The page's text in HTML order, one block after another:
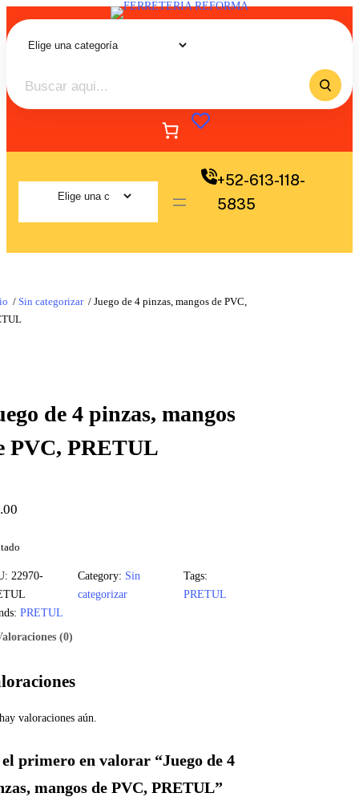
+52-613-118-
5835
/ Sin categorizar / Juego de 4 pinzas, mangos de PVC,
de 4 pinzas, mangos
PVC, PRETUL
22970-
Category: Sin
categorizar
Tags:
PRETUL
PRETUL
(0)
valoraciones aún.
el primero en valorar “Juego de 4
mangos de PVC, PRETUL”